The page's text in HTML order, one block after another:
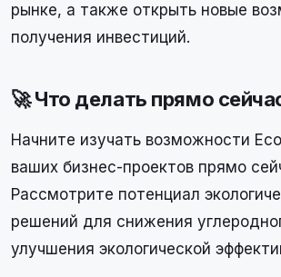
рынке, а также открыть новые
получения инвестиций.
🚀 Что делать прямо
Начните изучать возможности
ваших бизнес-проектов прямо
Рассмотрите потенциал
решений для снижения
улучшения экологической